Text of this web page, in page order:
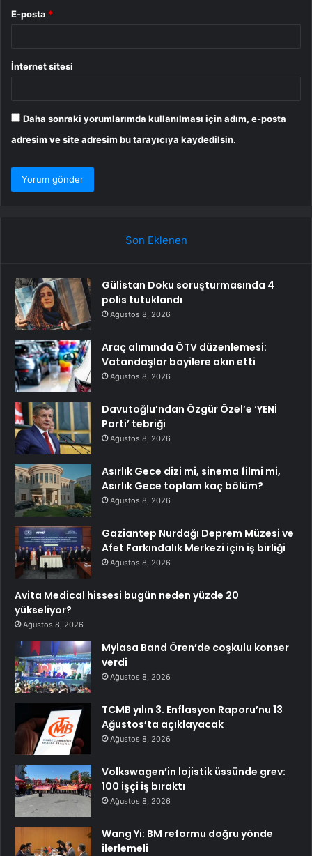
E-posta *
İnternet sitesi
Daha sonraki yorumlarımda kullanılması için adım, e-posta
adresim ve site adresim bu tarayıcıya kaydedilsin.
Son Eklenen
Gülistan Doku soruşturmasında 4
polis tutuklandı
Ağustos 8, 2026
Araç alımında ÖTV düzenlemesi:
Vatandaşlar bayilere akın etti
Ağustos 8, 2026
Davutoğlu’ndan Özgür Özel’e ‘YENİ
Parti’ tebriği
Ağustos 8, 2026
Asırlık Gece dizi mi, sinema filmi mi,
Asırlık Gece toplam kaç bölüm?
Ağustos 8, 2026
Gaziantep Nurdağı Deprem Müzesi ve
Afet Farkındalık Merkezi için iş birliği
Ağustos 8, 2026
Avita Medical hissesi bugün neden yüzde 20
yükseliyor?
Ağustos 8, 2026
Mylasa Band Ören’de coşkulu konser
verdi
Ağustos 8, 2026
TCMB yılın 3. Enflasyon Raporu’nu 13
Ağustos’ta açıklayacak
Ağustos 8, 2026
Volkswagen’in lojistik üssünde grev:
100 işçi iş bıraktı
Ağustos 8, 2026
Wang Yi: BM reformu doğru yönde
ilerlemeli